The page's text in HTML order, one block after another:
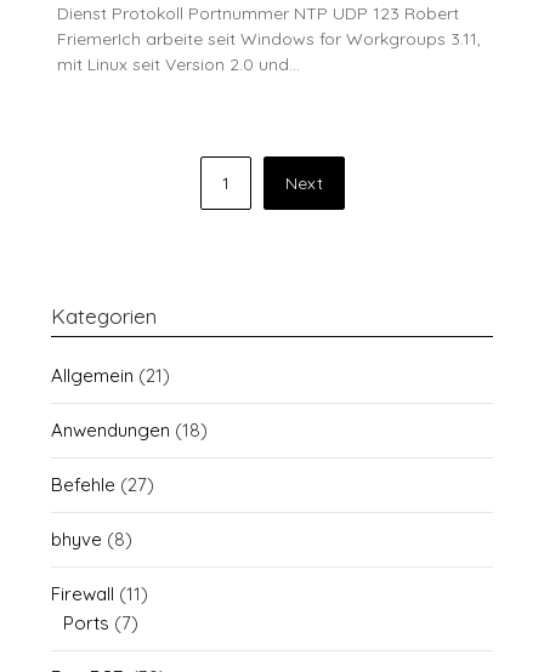
Dienst Protokoll Portnummer NTP UDP 123 Robert
FriemerIch arbeite seit Windows for Workgroups 3.11,
mit Linux seit Version 2.0 und…
Seitennummerierung
1 Next
Kategorien
Allgemein (21)
Anwendungen (18)
Befehle (27)
bhyve (8)
Firewall (11)
Ports (7)